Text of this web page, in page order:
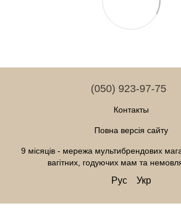
(050) 923-97-75
Контакты
Повна версія сайту
9 місяців - мережа мультибрендових
вагітних, годуючих мам та
Рус Укр